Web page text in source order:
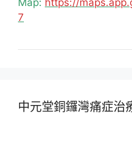
7
中元堂銅鑼灣痛症治